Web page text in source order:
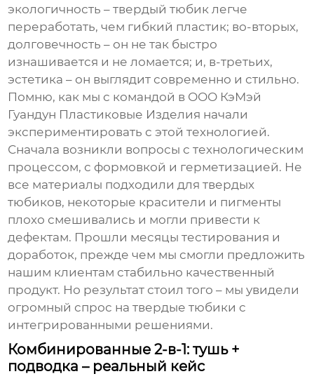
экологичность – твердый тюбик легче
переработать, чем гибкий пластик; во-вторых,
долговечность – он не так быстро
изнашивается и не ломается; и, в-третьих,
эстетика – он выглядит современно и стильно.
Помню, как мы с командой в ООО КэМэй
Гуандун Пластиковые Изделия начали
экспериментировать с этой технологией.
Сначала возникли вопросы с технологическим
процессом, с формовкой и герметизацией. Не
все материалы подходили для твердых
тюбиков, некоторые красители и пигменты
плохо смешивались и могли привести к
дефектам. Прошли месяцы тестирования и
доработок, прежде чем мы смогли предложить
нашим клиентам стабильно качественный
продукт. Но результат стоил того – мы увидели
огромный спрос натвердые тюбики с
интегрированными решениями.
Комбинированные 2-в-1: тушь +
подводка – реальный кейс